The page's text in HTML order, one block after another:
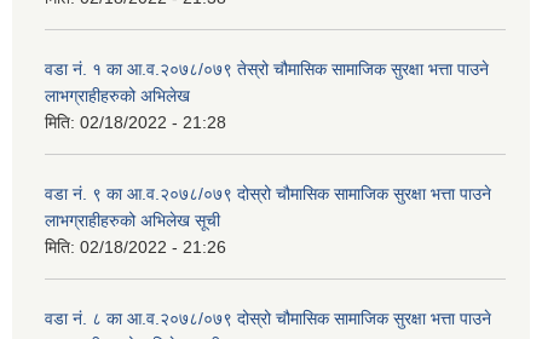
वडा नं. १ का आ.व.२०७८/०७९ तेस्रो चौमासिक सामाजिक सुरक्षा भत्ता पाउने
लाभग्राहीहरुको अभिलेख
मिति: 02/18/2022 - 21:28
वडा नं. ९ का आ.व.२०७८/०७९ दोस्रो चौमासिक सामाजिक सुरक्षा भत्ता पाउने
लाभग्राहीहरुको अभिलेख सूची
मिति: 02/18/2022 - 21:26
वडा नं. ८ का आ.व.२०७८/०७९ दोस्रो चौमासिक सामाजिक सुरक्षा भत्ता पाउने